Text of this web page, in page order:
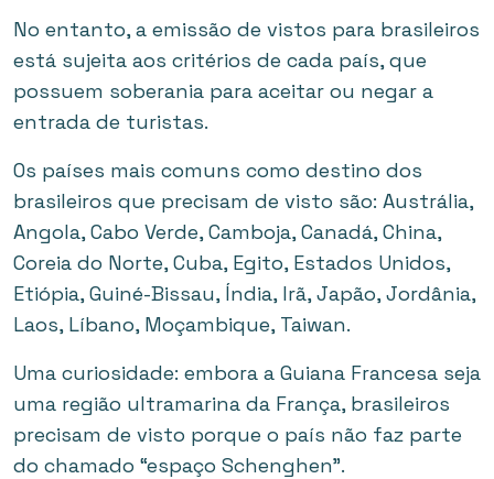
No entanto, a emissão de vistos para brasileiros
está sujeita aos critérios de cada país, que
possuem soberania para aceitar ou negar a
entrada de turistas.
Os países mais comuns como destino dos
brasileiros que precisam de visto são: Austrália,
Angola, Cabo Verde, Camboja, Canadá, China,
Coreia do Norte, Cuba, Egito, Estados Unidos,
Etiópia, Guiné-Bissau, Índia, Irã, Japão, Jordânia,
Laos, Líbano, Moçambique, Taiwan.
Uma curiosidade: embora a Guiana Francesa seja
uma região ultramarina da França, brasileiros
precisam de visto porque o país não faz parte
do chamado “espaço Schenghen”.